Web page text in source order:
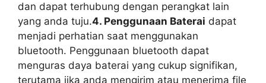
dan dapat terhubung dengan perangkat lain
yang anda tuju.4. Penggunaan Baterai dapat
menjadi perhatian saat menggunakan
bluetooth. Penggunaan bluetooth dapat
menguras daya baterai yang cukup signifikan,
terutama jika anda mengirim atau menerima file